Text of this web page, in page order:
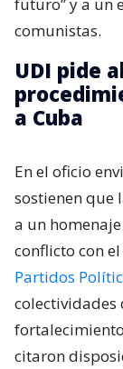
futuro” y a un
comunistas.
UDI pide
a Cuba
En el oficio
sostienen que
a un
conflicto con
Partidos
citaron